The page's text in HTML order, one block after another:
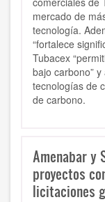
mercado de
tecnología.
“fortalece
Tubacex
bajo carbono”
tecnologías de
de carbono.
Amenabar y
proyectos
licitaciones